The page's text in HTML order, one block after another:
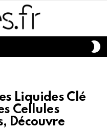
Liquides Clé
Cellules
Découvre